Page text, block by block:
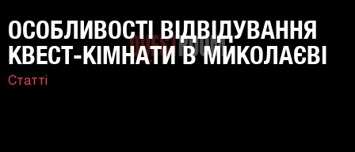
ОСОБЛИВОСТІ ВІДВІДУВАННЯ
КВЕСТ-КІМНАТИ В МИКОЛАЄВІ
Статті